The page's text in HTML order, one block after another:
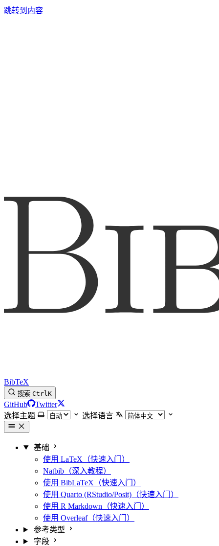
跳转到内容
BibTeX
搜索 CtrlK
GitHub
Twitter
选择主题
选择语言
基础
使用 LaTeX（快速入门）
Natbib（深入教程）
使用 BibLaTeX（快速入门）
使用 Quarto (RStudio/Posit)（快速入门）
使用 R Markdown（快速入门）
使用 Overleaf（快速入门）
参考类型
字段